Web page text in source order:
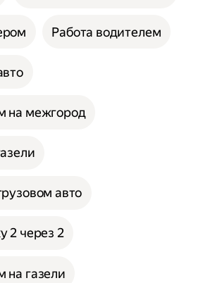
Работа водителем
на межгород
авто
2 через 2
на газели